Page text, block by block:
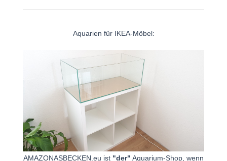
Aquarien für IKEA-Möbel:
AMAZONASBECKEN.eu ist "der" Aquarium-Shop, wenn